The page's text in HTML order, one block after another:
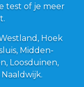
test of je meer
Hoek
Midden-
Loosduinen,
Naaldwijk.